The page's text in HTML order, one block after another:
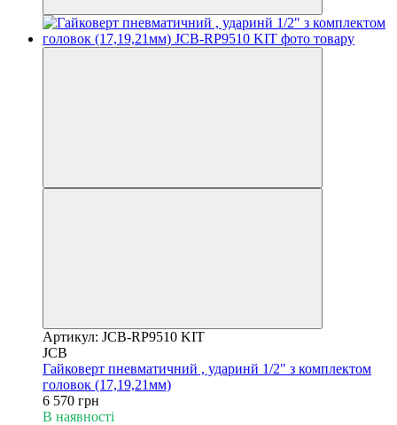
Артикул: JCB-RP9510 KIT
JCB
Гайковерт пневматичний , ударинй 1/2" з комплектом
головок (17,19,21мм)
6 570 грн
В наявності